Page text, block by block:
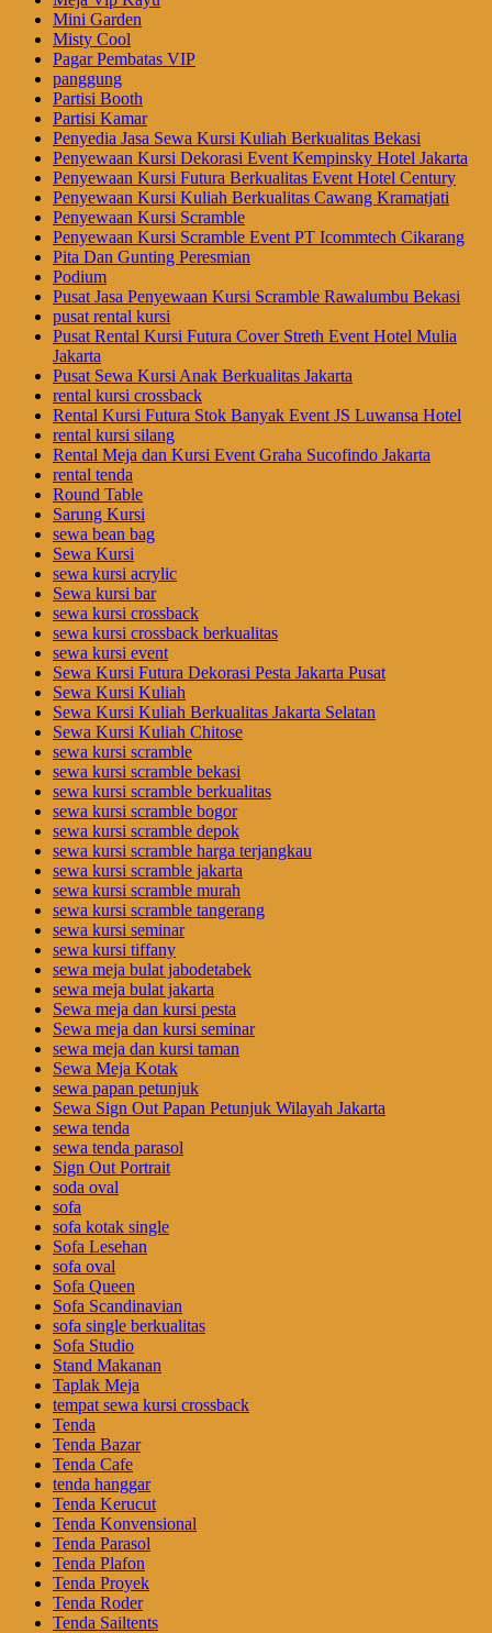
Mini Garden
Misty Cool
Pagar Pembatas VIP
panggung
Partisi Booth
Partisi Kamar
Penyedia Jasa Sewa Kursi Kuliah Berkualitas Bekasi
Penyewaan Kursi Dekorasi Event Kempinsky Hotel Jakarta
Penyewaan Kursi Futura Berkualitas Event Hotel Century
Penyewaan Kursi Kuliah Berkualitas Cawang Kramatjati
Penyewaan Kursi Scramble
Penyewaan Kursi Scramble Event PT Icommtech Cikarang
Pita Dan Gunting Peresmian
Podium
Pusat Jasa Penyewaan Kursi Scramble Rawalumbu Bekasi
pusat rental kursi
Pusat Rental Kursi Futura Cover Streth Event Hotel Mulia
Jakarta
Pusat Sewa Kursi Anak Berkualitas Jakarta
rental kursi crossback
Rental Kursi Futura Stok Banyak Event JS Luwansa Hotel
rental kursi silang
Rental Meja dan Kursi Event Graha Sucofindo Jakarta
rental tenda
Round Table
Sarung Kursi
sewa bean bag
Sewa Kursi
sewa kursi acrylic
Sewa kursi bar
sewa kursi crossback
sewa kursi crossback berkualitas
sewa kursi event
Sewa Kursi Futura Dekorasi Pesta Jakarta Pusat
Sewa Kursi Kuliah
Sewa Kursi Kuliah Berkualitas Jakarta Selatan
Sewa Kursi Kuliah Chitose
sewa kursi scramble
sewa kursi scramble bekasi
sewa kursi scramble berkualitas
sewa kursi scramble bogor
sewa kursi scramble depok
sewa kursi scramble harga terjangkau
sewa kursi scramble jakarta
sewa kursi scramble murah
sewa kursi scramble tangerang
sewa kursi seminar
sewa kursi tiffany
sewa meja bulat jabodetabek
sewa meja bulat jakarta
Sewa meja dan kursi pesta
Sewa meja dan kursi seminar
sewa meja dan kursi taman
Sewa Meja Kotak
sewa papan petunjuk
Sewa Sign Out Papan Petunjuk Wilayah Jakarta
sewa tenda
sewa tenda parasol
Sign Out Portrait
soda oval
sofa
sofa kotak single
Sofa Lesehan
sofa oval
Sofa Queen
Sofa Scandinavian
sofa single berkualitas
Sofa Studio
Stand Makanan
Taplak Meja
tempat sewa kursi crossback
Tenda
Tenda Bazar
Tenda Cafe
tenda hanggar
Tenda Kerucut
Tenda Konvensional
Tenda Parasol
Tenda Plafon
Tenda Proyek
Tenda Roder
Tenda Sailtents